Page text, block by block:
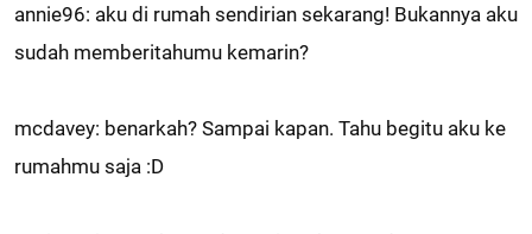
annie96: aku di rumah sendirian sekarang! Bukannya aku
sudah memberitahumu kemarin?
mcdavey: benarkah? Sampai kapan. Tahu begitu aku ke
rumahmu saja :D